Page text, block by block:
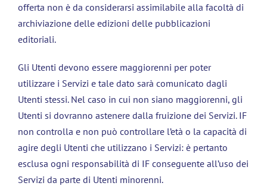
offerta non è da considerarsi assimilabile alla facoltà di
archiviazione delle edizioni delle pubblicazioni
editoriali.
Gli Utenti devono essere maggiorenni per poter
utilizzare i Servizi e tale dato sarà comunicato dagli
Utenti stessi. Nel caso in cui non siano maggiorenni, gli
Utenti si dovranno astenere dalla fruizione dei Servizi. IF
non controlla e non può controllare l’età o la capacità di
agire degli Utenti che utilizzano i Servizi: è pertanto
esclusa ogni responsabilità di IF conseguente all’uso dei
Servizi da parte di Utenti minorenni.